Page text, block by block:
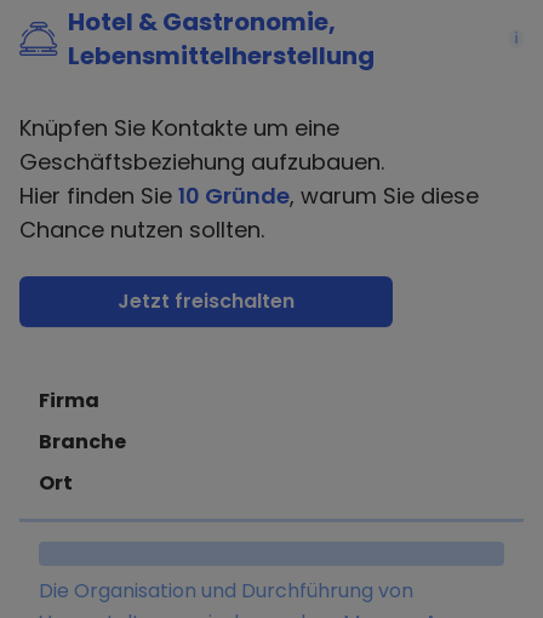
Hotel & Gastronomie,
Lebensmittelherstellung
i
Knüpfen Sie Kontakte um eine
Geschäftsbeziehung aufzubauen.
Hier finden Sie 10 Gründe, warum Sie diese
Chance nutzen sollten.
Jetzt freischalten
Firma
Branche
Ort
Die Organisation und Durchführung von